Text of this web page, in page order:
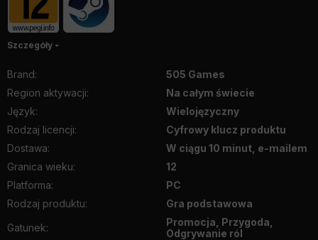
Szczegóły
Brand:
505 Games
Region aktywacji:
Na całym świecie
Język:
Wielojęzyczny
Rodzaj licencji:
Cyfrowy klucz produktu
Dostawa:
W ciągu 10 minut, e-mailem
Granica wieku:
12
Platforma:
PC
Rodzaj produktu:
Gra podstawowa
Gatunek:
Promocja, Przygoda,
Odgrywanie ról